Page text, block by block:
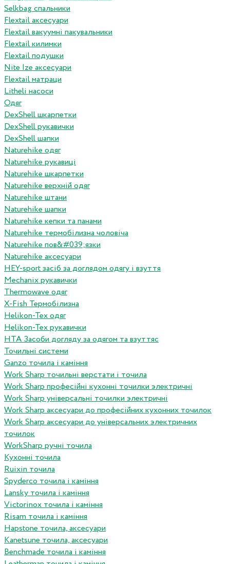
Selkbag спальники
Flextail аксесуари
Flextail вакуумні пакувальники
Flextail килимки
Flextail подушки
Nite Ize аксесуари
Flextail матраци
Litheli насоси
Одяг
DexShell шкарпетки
DexShell рукавички
DexShell шапки
Naturehike одяг
Naturehike рукавиці
Naturehike шкарпетки
Naturehike верхній одяг
Naturehike штани
Naturehike шапки
Naturehike кепки та панами
Naturehike термобілизна чоловіча
Naturehike пов&#039;язки
Naturehike аксесуари
HEY-sport засіб за доглядом одягу і взуття
Mechanix рукавички
Thermowave одяг
X-Fish Термобілизна
Helikon-Tex одяг
Helikon-Tex рукавички
HTA Засоби догляду за одягом та взуттяс
Точильні системи
Ganzo точила і каміння
Work Sharp точильні верстати і точила
Work Sharp професiйнi кухоннi точилки электричнi
Work Sharp унiверсальнi точилки электричнi
Work Sharp аксесуари до професiйних кухонних точилок
Work Sharp аксесуари до унiверсальних электричних
точилок
WorkSharp ручні точила
Кухонні точила
Ruixin точила
Spyderco точила і каміння
Lansky точила і каміння
Victorinox точила і каміння
Risam точила і каміння
Hapstone точила, аксесуари
Kanetsune точила, аксесуари
Benchmade точила і каміння